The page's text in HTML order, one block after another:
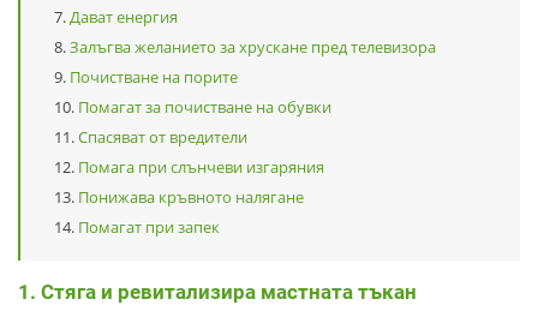
Дават енергия
Залъгва желанието за хрускане пред телевизора
Почистване на порите
Помагат за почистване на обувки
Спасяват от вредители
Помага при слънчеви изгаряния
Понижава кръвното налягане
Помагат при запек
1. Стяга и ревитализира мастната тъкан